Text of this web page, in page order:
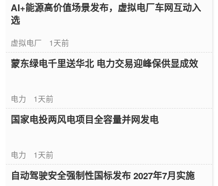
AI+能源高价值场景发布，虚拟电厂车网互动入
选
虚拟电厂 1天前
蒙东绿电千里送华北 电力交易迎峰保供显成效
电力 1天前
国家电投两风电项目全容量并网发电
电力 1天前
自动驾驶安全强制性国标发布 2027年7月实施